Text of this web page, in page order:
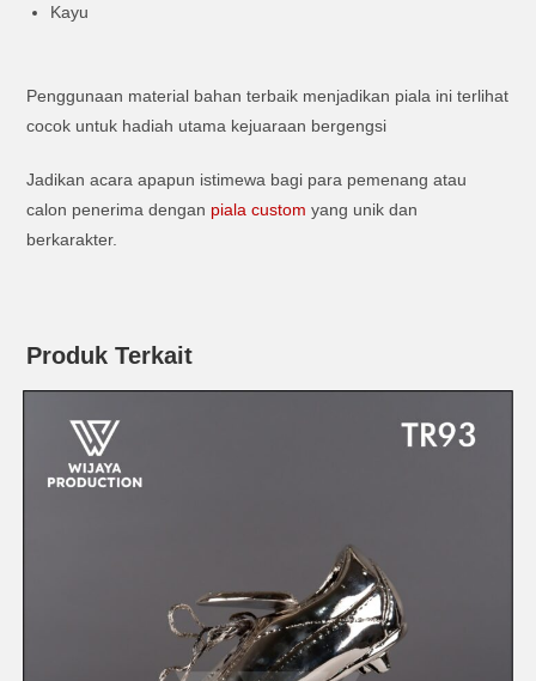
Kayu
Penggunaan material bahan terbaik menjadikan piala ini terlihat
cocok untuk hadiah utama kejuaraan bergengsi
Jadikan acara apapun istimewa bagi para pemenang atau
calon penerima dengan piala custom yang unik dan
berkarakter.
Produk Terkait